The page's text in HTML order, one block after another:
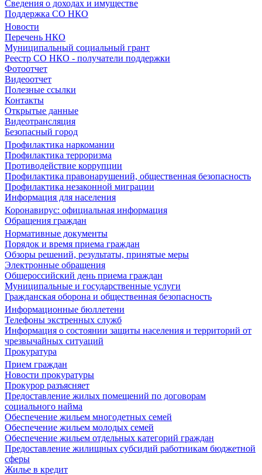
Сведения о доходах и имуществе
Поддержка СО НКО
Новости
Перечень НКО
Муниципальный социальный грант
Реестр СО НКО - получатели поддержки
Фотоотчет
Видеоотчет
Полезные ссылки
Контакты
Открытые данные
Видеотрансляция
Безопасный город
Профилактика наркомании
Профилактика терроризма
Противодействие коррупции
Профилактика правонарушений, общественная безопасность
Профилактика незаконной миграции
Информация для населения
Коронавирус: официальная информация
Обращения граждан
Нормативные документы
Порядок и время приема граждан
Обзоры решений, результаты, принятые меры
Электронные обращения
Общероссийский день приема граждан
Муниципальные и государственные услуги
Гражданская оборона и общественная безопасность
Информационные бюллетени
Телефоны экстренных служб
Информация о состоянии защиты населения и территорий от
чрезвычайных ситуаций
Прокуратура
Прием граждан
Новости прокуратуры
Прокурор разъясняет
Предоставление жилых помещений по договорам
социального найма
Обеспечение жильем многодетных семей
Обеспечение жильем молодых семей
Обеспечение жильем отдельных категорий граждан
Предоставление жилищных субсидий работникам бюджетной
сферы
Жилье в кредит